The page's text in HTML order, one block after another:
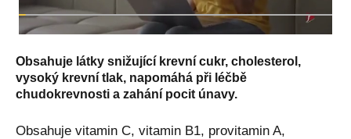
Obsahuje látky snižující krevní cukr, cholesterol,
vysoký krevní tlak, napomáhá při léčbě
chudokrevnosti a zahání pocit únavy.
Obsahuje vitamin C, vitamin B1, provitamin A,